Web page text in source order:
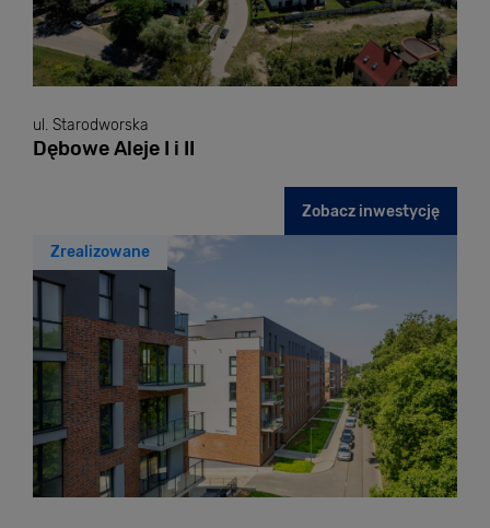
ul. Starodworska
Dębowe Aleje I i II
Zobacz inwestycję
Zrealizowane